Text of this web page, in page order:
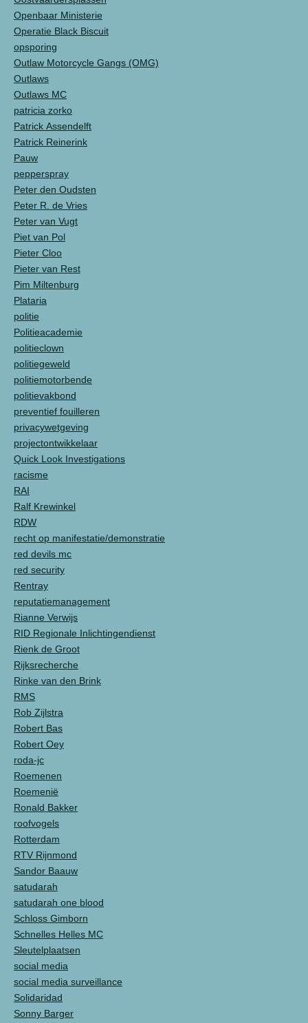
Openbaar Ministerie
Operatie Black Biscuit
opsporing
Outlaw Motorcycle Gangs (OMG)
Outlaws
Outlaws MC
patricia zorko
Patrick Assendelft
Patrick Reinerink
Pauw
pepperspray
Peter den Oudsten
Peter R. de Vries
Peter van Vugt
Piet van Pol
Pieter Cloo
Pieter van Rest
Pim Miltenburg
Plataria
politie
Politieacademie
politieclown
politiegeweld
politiemotorbende
politievakbond
preventief fouilleren
privacywetgeving
projectontwikkelaar
Quick Look Investigations
racisme
RAI
Ralf Krewinkel
RDW
recht op manifestatie/demonstratie
red devils mc
red security
Rentray
reputatiemanagement
Rianne Verwijs
RID Regionale Inlichtingendienst
Rienk de Groot
Rijksrecherche
Rinke van den Brink
RMS
Rob Zijlstra
Robert Bas
Robert Oey
roda-jc
Roemenen
Roemenië
Ronald Bakker
roofvogels
Rotterdam
RTV Rijnmond
Sandor Baauw
satudarah
satudarah one blood
Schloss Gimborn
Schnelles Helles MC
Sleutelplaatsen
social media
social media surveillance
Solidaridad
Sonny Barger